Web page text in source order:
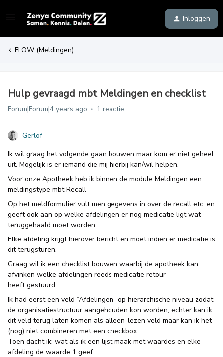
Inloggen
FLOW (Meldingen)
Hulp gevraagd mbt Meldingen en checklist
Forum|Forum|4 years ago 1 reactie
Gerlof
Ik wil graag het volgende gaan bouwen maar kom er niet geheel
uit. Mogelijk is er iemand die mij hierbij kan/wil helpen.
Voor onze Apotheek heb ik binnen de module Meldingen een
meldingstype mbt Recall
Op het meldformulier vult men gegevens in over de recall etc, en
geeft ook aan op welke afdelingen er nog medicatie ligt wat
teruggehaald moet worden.
Elke afdeling krijgt hierover bericht en moet indien er medicatie is
dit terugsturen.
Graag wil ik een checklist bouwen waarbij de apotheek kan
afvinken welke afdelingen reeds medicatie retour
heeft gestuurd.
Ik had eerst een veld “Afdelingen” op hiërarchische niveau zodat
de organisatiestructuur aangehouden kon worden; echter kan ik
dit veld terug laten komen als alleen-lezen veld maar kan ik het
(nog) niet combineren met een checkbox.
Toen dacht ik; wat als ik een lijst maak met waardes en elke
afdeling de waarde 1 geef.